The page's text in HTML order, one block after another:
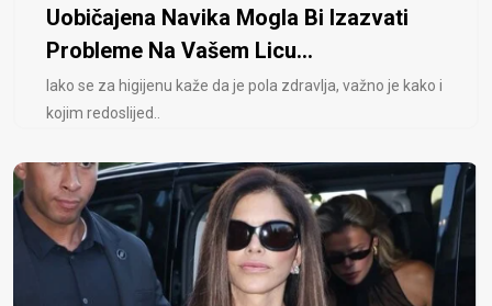
Uobičajena Navika Mogla Bi Izazvati
Probleme Na Vašem Licu...
Iako se za higijenu kaže da je pola zdravlja, važno je kako i
kojim redoslijed..